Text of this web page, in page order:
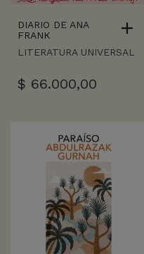
DIARIO DE ANA
FRANK
LITERATURA UNIVERSAL
$ 66.000,00